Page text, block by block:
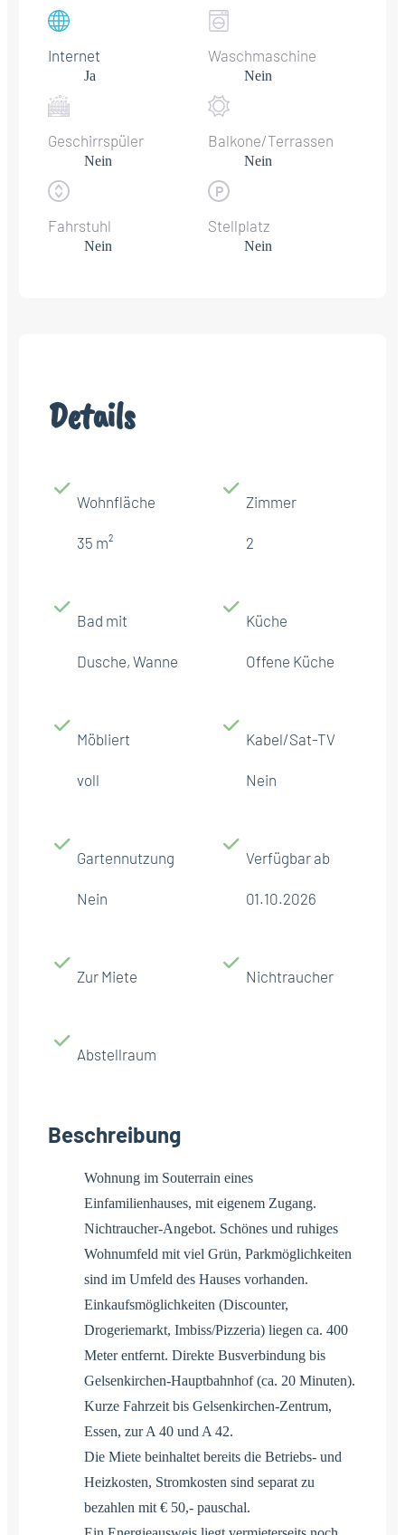
Internet
Ja
Waschmaschine
Nein
Geschirrspüler
Nein
Balkone/Terrassen
Nein
Fahrstuhl
Nein
Stellplatz
Nein
Details
Wohnfläche
35 m²
Zimmer
2
Bad mit
Dusche, Wanne
Küche
Offene Küche
Möbliert
voll
Kabel/Sat-TV
Nein
Gartennutzung
Nein
Verfügbar ab
01.10.2026
Zur Miete Nichtraucher
Abstellraum
Beschreibung
Wohnung im Souterrain eines
Einfamilienhauses, mit eigenem Zugang.
Nichtraucher-Angebot. Schönes und ruhiges
Wohnumfeld mit viel Grün, Parkmöglichkeiten
sind im Umfeld des Hauses vorhanden.
Einkaufsmöglichkeiten (Discounter,
Drogeriemarkt, Imbiss/Pizzeria) liegen ca. 400
Meter entfernt. Direkte Busverbindung bis
Gelsenkirchen-Hauptbahnhof (ca. 20 Minuten).
Kurze Fahrzeit bis Gelsenkirchen-Zentrum,
Essen, zur A 40 und A 42.
Die Miete beinhaltet bereits die Betriebs- und
Heizkosten, Stromkosten sind separat zu
bezahlen mit € 50,- pauschal.